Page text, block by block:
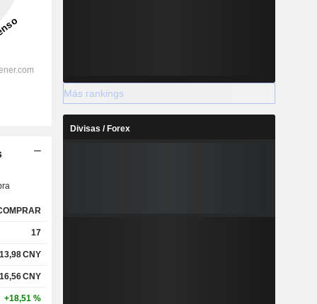
17
13,98CNY
16,56CNY
+18,51 %
Más rankings
Divisas / Forex